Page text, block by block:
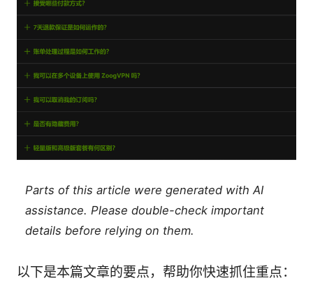
Parts of this article were generated with AI
assistance. Please double-check important
details before relying on them.
以下是本篇文章的要点，帮助你快速抓住重点：